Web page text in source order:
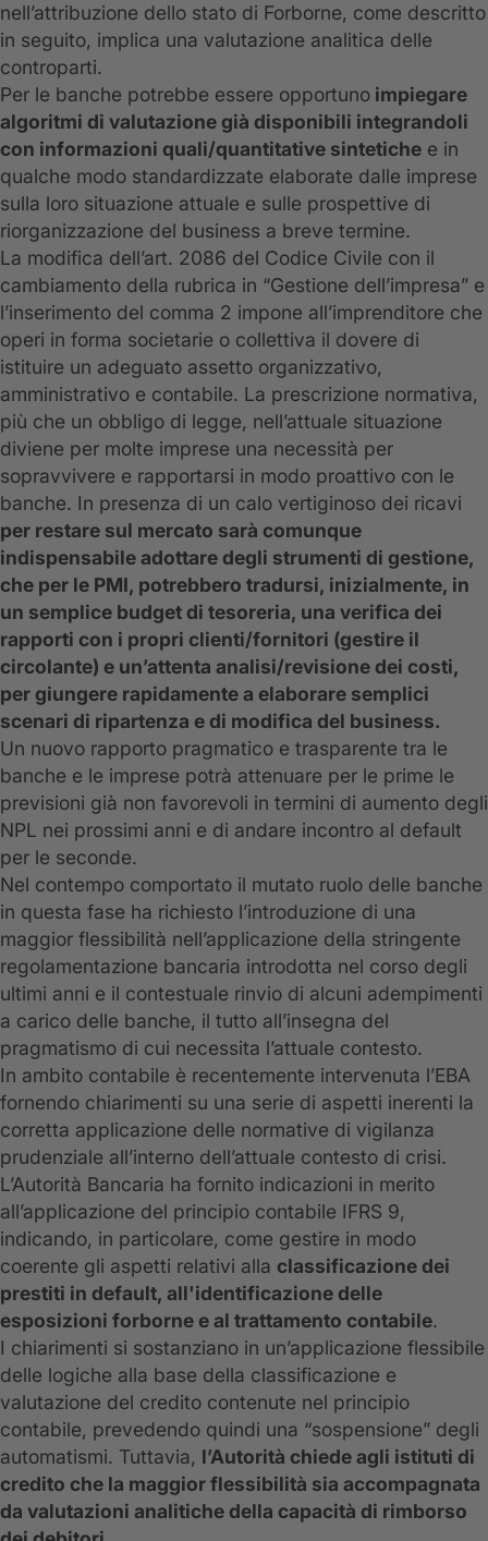
nell’attribuzione dello stato di Forborne, come descritto
in seguito, implica una valutazione analitica delle
controparti.
Per le banche potrebbe essere opportuno impiegare
algoritmi di valutazione già disponibili integrandoli
con informazioni quali/quantitative sintetiche e in
qualche modo standardizzate elaborate dalle imprese
sulla loro situazione attuale e sulle prospettive di
riorganizzazione del business a breve termine.
La modifica dell’art. 2086 del Codice Civile con il
cambiamento della rubrica in “Gestione dell’impresa” e
l’inserimento del comma 2 impone all’imprenditore che
operi in forma societarie o collettiva il dovere di
istituire un adeguato assetto organizzativo,
amministrativo e contabile. La prescrizione normativa,
più che un obbligo di legge, nell’attuale situazione
diviene per molte imprese una necessità per
sopravvivere e rapportarsi in modo proattivo con le
banche. In presenza di un calo vertiginoso dei ricavi
per restare sul mercato sarà comunque
indispensabile adottare degli strumenti di gestione,
che per le PMI, potrebbero tradursi, inizialmente, in
un semplice budget di tesoreria, una verifica dei
rapporti con i propri clienti/fornitori (gestire il
circolante) e un’attenta analisi/revisione dei costi,
per giungere rapidamente a elaborare semplici
scenari di ripartenza e di modifica del business.
Un nuovo rapporto pragmatico e trasparente tra le
banche e le imprese potrà attenuare per le prime le
previsioni già non favorevoli in termini di aumento degli
NPL nei prossimi anni e di andare incontro al default
per le seconde.
Nel contempo comportato il mutato ruolo delle banche
in questa fase ha richiesto l’introduzione di una
maggior flessibilità nell’applicazione della stringente
regolamentazione bancaria introdotta nel corso degli
ultimi anni e il contestuale rinvio di alcuni adempimenti
a carico delle banche, il tutto all’insegna del
pragmatismo di cui necessita l’attuale contesto.
In ambito contabile è recentemente intervenuta l’EBA
fornendo chiarimenti su una serie di aspetti inerenti la
corretta applicazione delle normative di vigilanza
prudenziale all’interno dell’attuale contesto di crisi.
L’Autorità Bancaria ha fornito indicazioni in merito
all’applicazione del principio contabile IFRS 9,
indicando, in particolare, come gestire in modo
coerente gli aspetti relativi alla classificazione dei
prestiti in default, all'identificazione delle
esposizioni forborne e al trattamento contabile.
I chiarimenti si sostanziano in un’applicazione flessibile
delle logiche alla base della classificazione e
valutazione del credito contenute nel principio
contabile, prevedendo quindi una “sospensione” degli
automatismi. Tuttavia, l’Autorità chiede agli istituti di
credito che la maggior flessibilità sia accompagnata
da valutazioni analitiche della capacità di rimborso